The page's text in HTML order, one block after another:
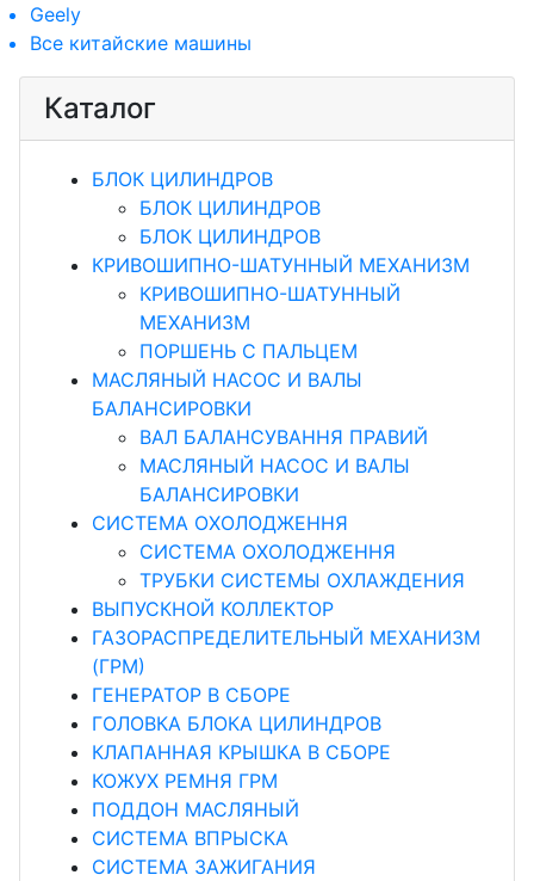
Geely
Все китайские машины
Каталог
БЛОК ЦИЛИНДРОВ
БЛОК ЦИЛИНДРОВ
БЛОК ЦИЛИНДРОВ
КРИВОШИПНО-ШАТУННЫЙ МЕХАНИЗМ
КРИВОШИПНО-ШАТУННЫЙ
МЕХАНИЗМ
ПОРШЕНЬ С ПАЛЬЦЕМ
МАСЛЯНЫЙ НАСОС И ВАЛЫ
БАЛАНСИРОВКИ
ВАЛ БАЛАНСУВАННЯ ПРАВИЙ
МАСЛЯНЫЙ НАСОС И ВАЛЫ
БАЛАНСИРОВКИ
СИСТЕМА ОХОЛОДЖЕННЯ
СИСТЕМА ОХОЛОДЖЕННЯ
ТРУБКИ СИСТЕМЫ ОХЛАЖДЕНИЯ
ВЫПУСКНОЙ КОЛЛЕКТОР
ГАЗОРАСПРЕДЕЛИТЕЛЬНЫЙ МЕХАНИЗМ
(ГРМ)
ГЕНЕРАТОР В СБОРЕ
ГОЛОВКА БЛОКА ЦИЛИНДРОВ
КЛАПАННАЯ КРЫШКА В СБОРЕ
КОЖУХ РЕМНЯ ГРМ
ПОДДОН МАСЛЯНЫЙ
СИСТЕМА ВПРЫСКА
СИСТЕМА ЗАЖИГАНИЯ